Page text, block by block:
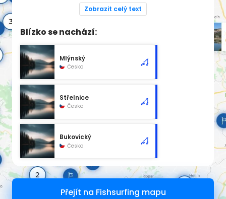
https://www.rybsvaz.cz/rybarsky-rad
Adresa
Český rybářský svaz, z. s.
790 01 Jeseník
okres Jeseník
E-mail
Web
Zobrazit celý text
Blízko se nachází:
Mlýnský
Česko
Střelnice
Česko
Bukovický
Česko
Přejít na Fishsurfing mapu